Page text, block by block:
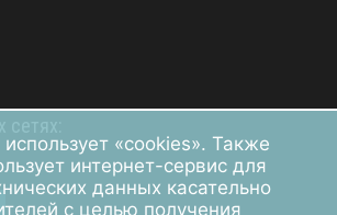
использует «cookies». Также
интернет-сервис для
данных касательно
с целью получения